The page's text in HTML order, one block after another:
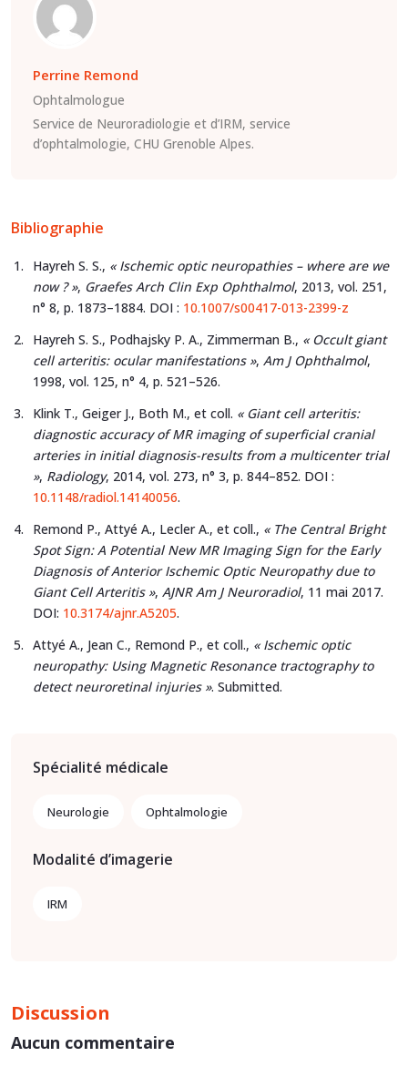
Perrine Remond
Ophtalmologue
Service de Neuroradiologie et d’IRM, service
d’ophtalmologie, CHU Grenoble Alpes.
Bibliographie
Hayreh S. S., « Ischemic optic neuropathies – where are we
now ? », Graefes Arch Clin Exp Ophthalmol, 2013, vol. 251,
n° 8, p. 1873–1884. DOI : 10.1007/s00417-013-2399-z
Hayreh S. S., Podhajsky P. A., Zimmerman B., « Occult giant
cell arteritis: ocular manifestations », Am J Ophthalmol,
1998, vol. 125, n° 4, p. 521–526.
Klink T., Geiger J., Both M., et coll. « Giant cell arteritis:
diagnostic accuracy of MR imaging of superficial cranial
arteries in initial diagnosis-results from a multicenter trial
», Radiology, 2014, vol. 273, n° 3, p. 844–852. DOI :
10.1148/radiol.14140056.
Remond P., Attyé A., Lecler A., et coll., « The Central Bright
Spot Sign: A Potential New MR Imaging Sign for the Early
Diagnosis of Anterior Ischemic Optic Neuropathy due to
Giant Cell Arteritis », AJNR Am J Neuroradiol, 11 mai 2017.
DOI: 10.3174/ajnr.A5205.
Attyé A., Jean C., Remond P., et coll., « Ischemic optic
neuropathy: Using Magnetic Resonance tractography to
detect neuroretinal injuries ». Submitted.
Spécialité médicale
Neurologie Ophtalmologie
Modalité d’imagerie
IRM
Discussion
Aucun commentaire